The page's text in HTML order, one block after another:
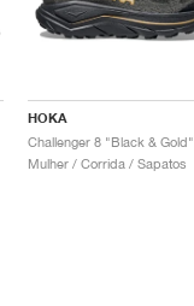
HOKA
Challenger 8 "Black & Gold"
Mulher / Corrida / Sapatos